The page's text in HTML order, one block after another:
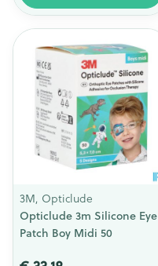
3M, Opticlude
Opticlude 3m Silicone Eye
Patch Boy Midi 50